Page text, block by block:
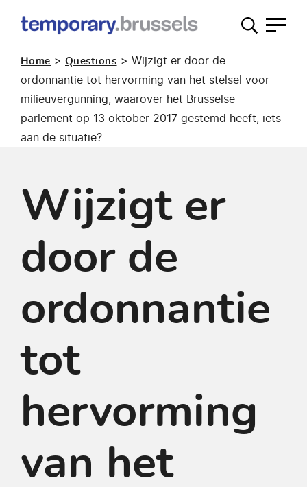
tijdelijk
Home > Questions > Wijzigt er door de
ordonnantie tot hervorming van het stelsel voor
milieuvergunning, waarover het Brusselse
parlement op 13 oktober 2017 gestemd heeft, iets
aan de situatie?
Wijzigt er
door de
ordonnantie
tot
hervorming
van het